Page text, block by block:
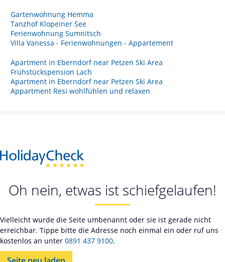
Gartenwohnung Hemma
Tanzhof Klopeiner See
Ferienwohnung Sumnitsch
Villa Vanessa - Ferienwohnungen - Appartement
Apartment in Eberndorf near Petzen Ski Area
Frühstückspension Lach
Apartment in Eberndorf near Petzen Ski Area
Appartment Resi wohlfühlen und relaxen
Oh nein, etwas ist schiefgelaufen!
Vielleicht wurde die Seite umbenannt oder sie ist gerade nicht
erreichbar. Tippe bitte die Adresse noch einmal ein oder ruf uns
kostenlos an unter 0891 437 9100.